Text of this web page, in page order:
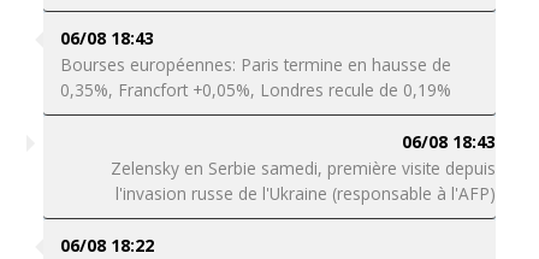
06/08 18:43
Bourses européennes: Paris termine en hausse de
0,35%, Francfort +0,05%, Londres recule de 0,19%
06/08 18:43
Zelensky en Serbie samedi, première visite depuis
l'invasion russe de l'Ukraine (responsable à l'AFP)
06/08 18:22